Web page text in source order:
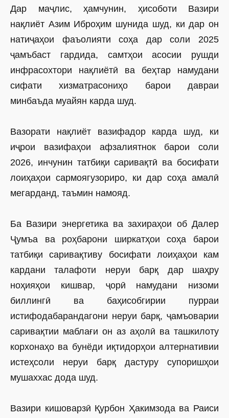
Дар маҷлис, ҳамчунин, ҳисоботи Вазири
нақлиёт Азим Иброҳим шунида шуд, ки дар он
натиҷаҳои фаъолияти соҳа дар соли 2025
ҷамъбаст гардида, самтҳои асосии рушди
инфрасохтори нақлиётӣ ва беҳтар намудани
сифати хизматрасониҳо барои давраи
минбаъда муайян карда шуд.
Вазорати нақлиёт вазифадор карда шуд, ки
иҷрои вазифаҳои афзалиятнок барои соли
2026, инчунин татбиқи саривақтӣ ва босифати
лоиҳаҳои сармоягузориро, ки дар соҳа амалӣ
мегарданд, таъмин намояд.
Ба Вазири энергетика ва захираҳои об Далер
Ҷумъа ва роҳбарони ширкатҳои соҳа барои
татбиқи саривақтиву босифати лоиҳаҳои кам
кардани талафоти неруи барқ дар шаҳру
ноҳияҳои кишвар, ҷорӣ намудани низоми
биллингӣ ва баҳисобгирии пурраи
истифодабарандагони неруи барқ, ҷамъоварии
саривақтии маблағи он аз аҳолӣ ва ташкилоту
корхонаҳо ва бунёди иқтидорҳои алтернативии
истеҳсоли неруи барқ дастуру супоришҳои
мушаххас дода шуд.
Вазири кишоварзӣ Қурбон Ҳакимзода ва Раиси